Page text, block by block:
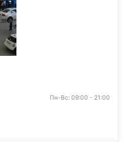
Пн-Вс: 09:00 - 21:00